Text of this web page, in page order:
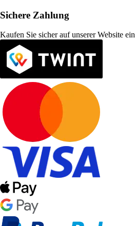
Sichere Zahlung
Kaufen Sie sicher auf unserer Website ein